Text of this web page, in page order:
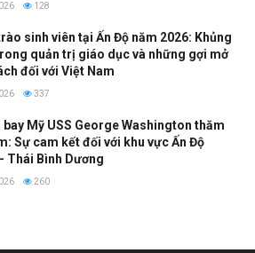
128
sinh viên tại Ấn Độ năm 2026: Khủng
quản trị giáo dục và những gợi mở
đối với Việt Nam
337
bay Mỹ USS George Washington thăm
Sự cam kết đối với khu vực Ấn Độ
Thái Bình Dương
260